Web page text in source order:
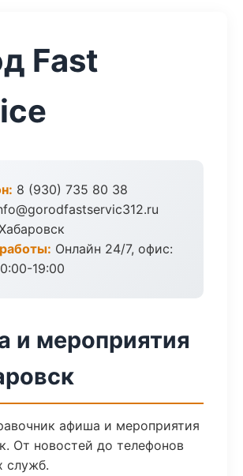
Fast
8 (930) 735 80 38
Онлайн 24/7, офис:
19:00
и мероприятия
афиша и мероприятия
От новостей до телефонов
служб.